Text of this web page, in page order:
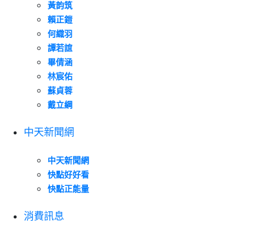
黃韵筑
賴正鎧
何織羽
譚若誼
畢倩涵
林宸佑
蘇貞蓉
戴立綱
中天新聞網
中天新聞網
快點好好看
快點正能量
消費訊息